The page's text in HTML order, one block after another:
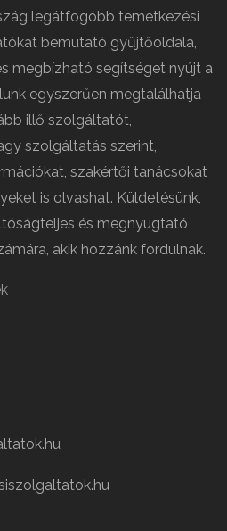
legátfogóbb temetkezési
bemutató gyűjtőoldala,
megbízható segítséget nyújt a
egyszerűen megtalálhatja
illő szolgáltatót,
szolgáltatás szerint,
szakértői tanácsokat
is olvashat. Küldetésünk,
és megnyugtató
akik hozzánk fordulnak.